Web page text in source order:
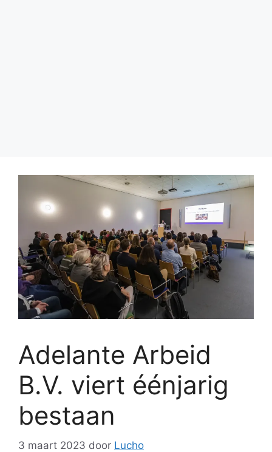
Adelante Arbeid
B.V. viert éénjarig
bestaan
3 maart 2023 door Lucho